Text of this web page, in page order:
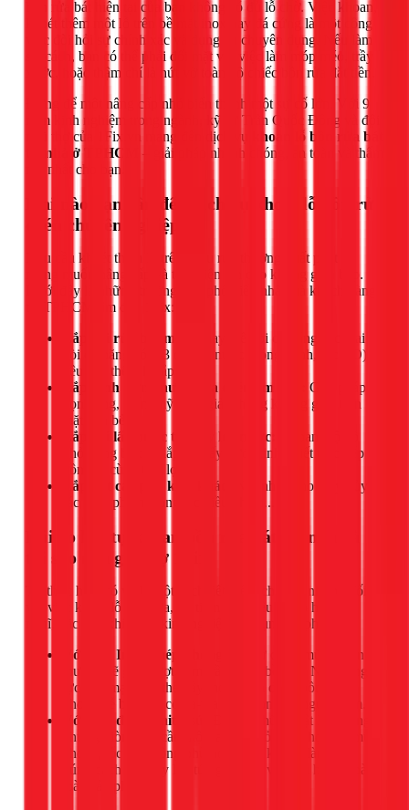
bồn rửa bát hiện tại của bạn không có đủ lỗ chờ. Việc khoan,
khoét thêm một lỗ trên bề mặt inox hay đá cứng là một công
việc đòi hỏi sự chính xác và dụng cụ chuyên dụng. Nếu làm
sai cách, bạn có thể phải đối mặt với việc làm móp méo, trầy
xước, hoặc thậm chí là nứt vỡ toàn bộ chiếc bồn rửa đắt tiền.
Đừng để một nâng cấp nhỏ biến thành một sự cố lớn. Với 9
năm kinh nghiệm trong ngành, kỹ sư Trần Quốc Đông và đội
ngũ thợ của 1Fix.vn mang đến dịch vụ
khoan lỗ bồn rửa bát
tại nhà ở TPHCM
– giải pháp nhanh chóng, an toàn và thẩm
mỹ nhất cho bạn.
Khi nào bạn cần đến dịch vụ khoét lỗ bồn rửa
chén chuyên nghiệp?
Nhu cầu khoét thêm lỗ trên chậu rửa thường xuất phát từ
mong muốn nâng cấp và tăng tiện ích cho không gian bếp.
Dưới đây là những trường hợp phổ biến nhất mà khách hàng
tại TPHCM tìm đến 1Fix:
Lắp vòi rửa bát mới:
Thay thế vòi cũ bằng các loại
vòi đa năng có 2-3 đường nước (nóng, lạnh, lọc RO)
yêu cầu thêm lỗ lắp đặt.
Lắp bình đựng nước rửa chén âm bàn:
Giải pháp
gọn gàng, thẩm mỹ giúp giải phóng không gian trên
mặt bàn bếp.
Lắp vòi lấy nước từ máy lọc nước:
Khoan một lỗ
nhỏ riêng biệt để lắp vòi lấy nước tinh khiết trực tiếp tại
bồn, vô cùng tiện lợi.
Lắp đặt các phụ kiện khác:
Nút nhấn cho máy hủy
rác thực phẩm, công tắc điều khiển...
Rủi ro khi tự khoan bồn rửa bát tại nhà và
tại sao nên gọi thợ 1Fix
Tự thực hiện có vẻ là một cách tiết kiệm chi phí, nhưng đối
với việc khoét lỗ bồn rửa, nó tiềm ẩn nhiều rủi ro hơn bạn
nghĩ, đặc biệt khi thiếu kinh nghiệm và dụng cụ phù hợp.
Với bồn Inox (thép không gỉ):
Sử dụng mũi khoan
thường sẽ gây trượt, làm trầy xước bề mặt. Nếu dùng
lực quá mạnh có thể gây móp, biến dạng bồn. Lỗ
khoan dễ bị méo, có ba-via sắc nhọn gây nguy hiểm.
Với bồn đá Granite, sứ:
Đây là những vật liệu cứng
nhưng giòn. Chỉ cần một sai sót nhỏ như chọn sai mũi
khoan, tốc độ không phù hợp hoặc không làm mát
đúng cách sẽ ngay lập tức gây nứt, vỡ, làm hỏng hoàn
toàn sản phẩm.